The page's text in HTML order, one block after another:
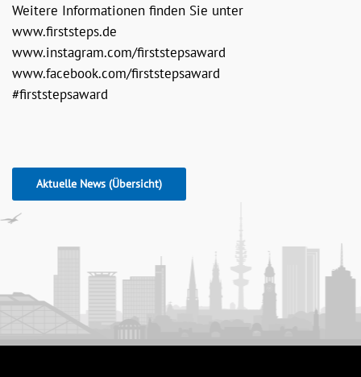
Weitere Informationen finden Sie unter
www.firststeps.de
www.instagram.com/firststepsaward
www.facebook.com/firststepsaward
#firststepsaward
Aktuelle News (Übersicht)